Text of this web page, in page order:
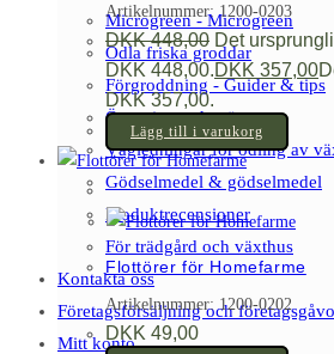
Microgreen - Microgreen
Odla friska groddar
Förgroddning - Guider & tips
Övervintrande växter
Vägledningar för odling av
Gödselmedel & gödselmedel
Produktrecensioner
För trädgård och växthus
Kontakta oss
Företagsförsäljning och
Mitt konto
Artikelnummer: 1200-0203
DKK448,00 Det
DKK 448,00.DKK 357,00
DKK 357,00.
Lägg till i varukorg
Flottörer för Homefarme
Artikelnummer: 1200-0202
DKK 49,00